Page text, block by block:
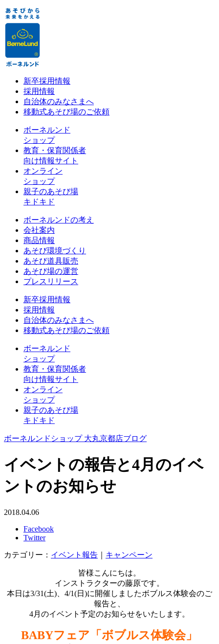
新卒採用情報
採用情報
自治体のみなさまへ
移動式あそび場のご依頼
ボーネルンド
ショップ
教育・保育関係者
向け情報サイト
オンライン
ショップ
親子のあそび場
キドキド
ボーネルンドの考え
会社案内
商品情報
あそび環境づくり
あそび道具販売
あそび場の運営
プレスリリース
新卒採用情報
採用情報
自治体のみなさまへ
移動式あそび場のご依頼
ボーネルンド
ショップ
教育・保育関係者
向け情報サイト
オンライン
ショップ
親子のあそび場
キドキド
ボーネルンドショップ 大丸京都店ブログ
イベントの報告と4月のイベ
ントのお知らせ
2018.04.06
Facebook
Twitter
カテゴリー： イベント報告 キャンペーン
皆様こんにちは。
インストラクターの藤原です。
本日は3/31(土)、4/1(日)に開催しましたボブルス体験会のご
報告と、
4月のイベント予定のお知らせをいたします。
BABYフェア「ボブルス体験会」